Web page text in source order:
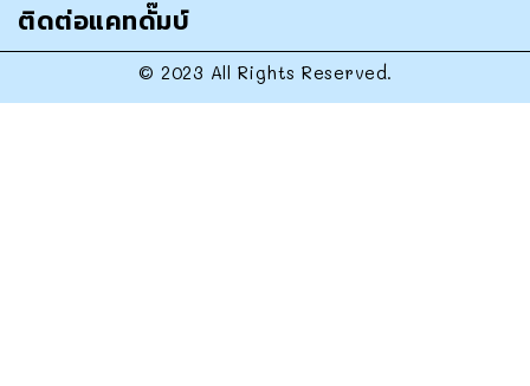
ติดต่อแคทดั๊มบ์
© 2023 All Rights Reserved.